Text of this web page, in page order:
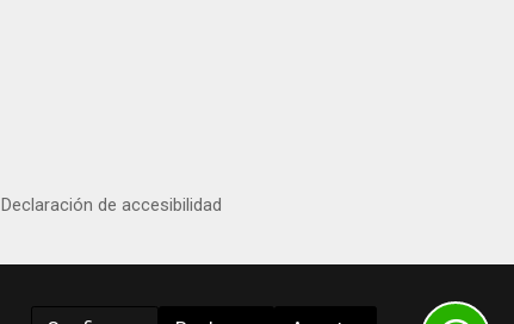
Declaración de accesibilidad